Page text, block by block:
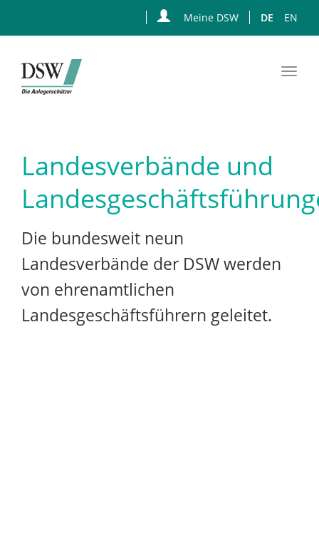
Meine DSW DE EN
Landesverbände und
Die bundesweit neun
Landesverbände der DSW werden
von ehrenamtlichen
Landesgeschäftsführern geleitet.